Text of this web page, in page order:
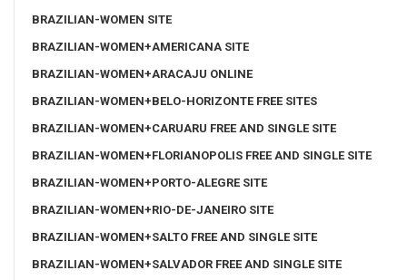
BRAZILIAN-WOMEN SITE
BRAZILIAN-WOMEN+AMERICANA SITE
BRAZILIAN-WOMEN+ARACAJU ONLINE
BRAZILIAN-WOMEN+BELO-HORIZONTE FREE SITES
BRAZILIAN-WOMEN+CARUARU FREE AND SINGLE SITE
BRAZILIAN-WOMEN+FLORIANOPOLIS FREE AND SINGLE SITE
BRAZILIAN-WOMEN+PORTO-ALEGRE SITE
BRAZILIAN-WOMEN+RIO-DE-JANEIRO SITE
BRAZILIAN-WOMEN+SALTO FREE AND SINGLE SITE
BRAZILIAN-WOMEN+SALVADOR FREE AND SINGLE SITE